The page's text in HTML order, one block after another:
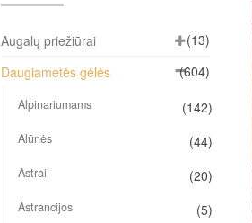
Augalų priežiūrai
(13)
Daugiametės gėlės
(604)
Alpinariumams (142)
Alūnės (44)
Astrai (20)
Astrancijos (5)